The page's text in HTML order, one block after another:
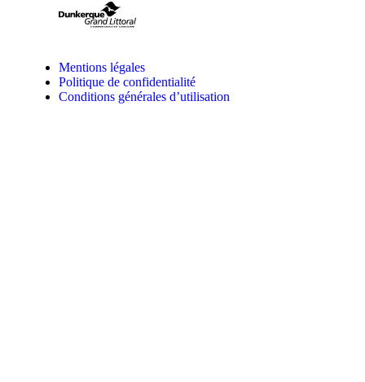
Mentions légales
Politique de confidentialité
Conditions générales d’utilisation